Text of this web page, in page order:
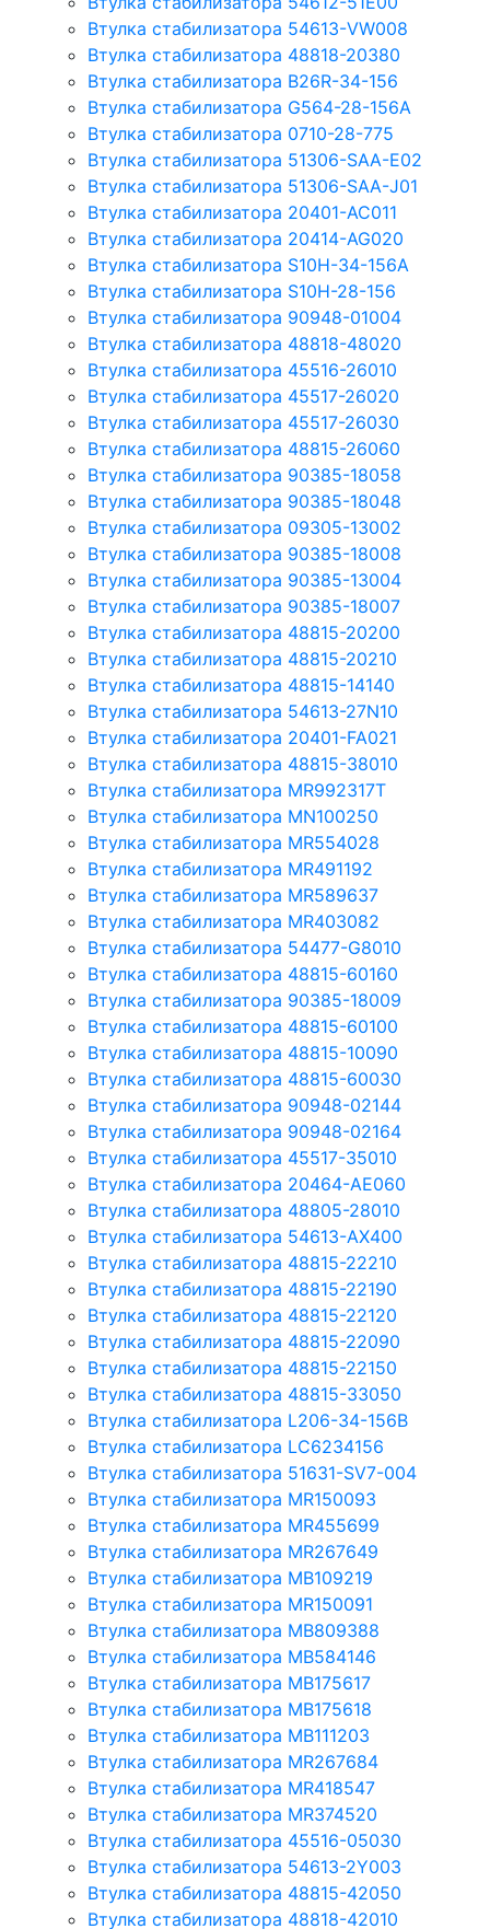
Втулка стабилизатора 54613-VW008
Втулка стабилизатора 48818-20380
Втулка стабилизатора B26R-34-156
Втулка стабилизатора G564-28-156A
Втулка стабилизатора 0710-28-775
Втулка стабилизатора 51306-SAA-E02
Втулка стабилизатора 51306-SAA-J01
Втулка стабилизатора 20401-AC011
Втулка стабилизатора 20414-AG020
Втулка стабилизатора S10H-34-156A
Втулка стабилизатора S10H-28-156
Втулка стабилизатора 90948-01004
Втулка стабилизатора 48818-48020
Втулка стабилизатора 45516-26010
Втулка стабилизатора 45517-26020
Втулка стабилизатора 45517-26030
Втулка стабилизатора 48815-26060
Втулка стабилизатора 90385-18058
Втулка стабилизатора 90385-18048
Втулка стабилизатора 09305-13002
Втулка стабилизатора 90385-18008
Втулка стабилизатора 90385-13004
Втулка стабилизатора 90385-18007
Втулка стабилизатора 48815-20200
Втулка стабилизатора 48815-20210
Втулка стабилизатора 48815-14140
Втулка стабилизатора 54613-27N10
Втулка стабилизатора 20401-FA021
Втулка стабилизатора 48815-38010
Втулка стабилизатора MR992317T
Втулка стабилизатора MN100250
Втулка стабилизатора MR554028
Втулка стабилизатора MR491192
Втулка стабилизатора MR589637
Втулка стабилизатора MR403082
Втулка стабилизатора 54477-G8010
Втулка стабилизатора 48815-60160
Втулка стабилизатора 90385-18009
Втулка стабилизатора 48815-60100
Втулка стабилизатора 48815-10090
Втулка стабилизатора 48815-60030
Втулка стабилизатора 90948-02144
Втулка стабилизатора 90948-02164
Втулка стабилизатора 45517-35010
Втулка стабилизатора 20464-AE060
Втулка стабилизатора 48805-28010
Втулка стабилизатора 54613-AX400
Втулка стабилизатора 48815-22210
Втулка стабилизатора 48815-22190
Втулка стабилизатора 48815-22120
Втулка стабилизатора 48815-22090
Втулка стабилизатора 48815-22150
Втулка стабилизатора 48815-33050
Втулка стабилизатора L206-34-156B
Втулка стабилизатора LC6234156
Втулка стабилизатора 51631-SV7-004
Втулка стабилизатора MR150093
Втулка стабилизатора MR455699
Втулка стабилизатора MR267649
Втулка стабилизатора MB109219
Втулка стабилизатора MR150091
Втулка стабилизатора MB809388
Втулка стабилизатора MB584146
Втулка стабилизатора MB175617
Втулка стабилизатора MB175618
Втулка стабилизатора MB111203
Втулка стабилизатора MR267684
Втулка стабилизатора MR418547
Втулка стабилизатора MR374520
Втулка стабилизатора 45516-05030
Втулка стабилизатора 54613-2Y003
Втулка стабилизатора 48815-42050
Втулка стабилизатора 48818-42010